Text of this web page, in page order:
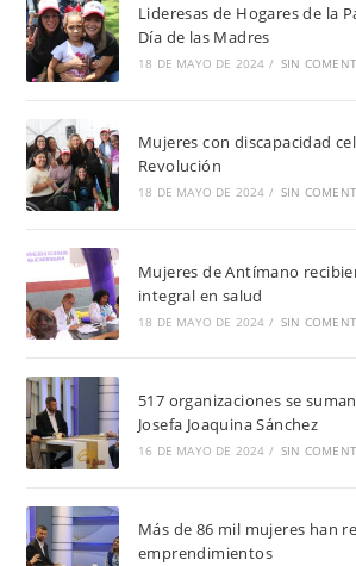
Lideresas de Hogares de la
Día de las Madres
18 DE MAYO DE 2024 / SIN
Mujeres con discapacidad
Revolución
18 DE MAYO DE 2024 / SIN
Mujeres de Antímano
integral en salud
18 DE MAYO DE 2024 / SIN
517 organizaciones se
Josefa Joaquina Sánchez
16 DE MAYO DE 2024 / SIN
Más de 86 mil mujeres han
emprendimientos